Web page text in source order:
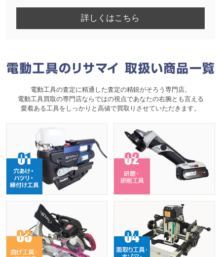
詳しくはこちら
電動工具の査定に精通した査定の精鋭がそろう専門店。
電動工具買取の専門店ならではの視点であなたの右腕とも言える
愛着ある工具をしっかりと高値で買取りさせていただきます。